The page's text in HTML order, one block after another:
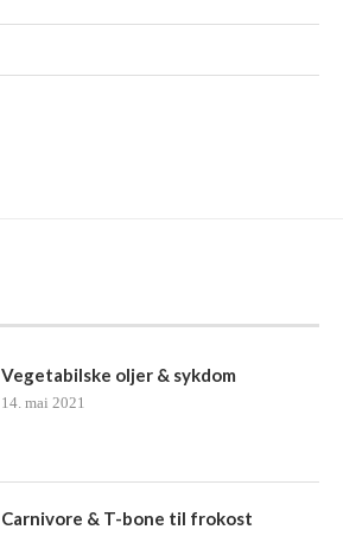
Vegetabilske oljer & sykdom
14. mai 2021
Carnivore & T-bone til frokost